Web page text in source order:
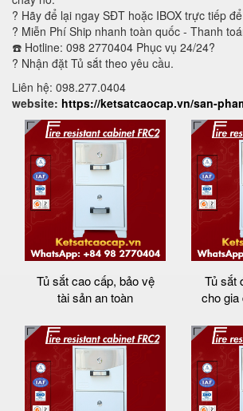
? Hãy để lại ngay SĐT hoặc IBOX trực tiếp
? Miễn Phí Ship nhanh toàn quốc - Thanh
☎️ Hotline: 098 2770404 Phục vụ 24/24?
? Nhận đặt Tủ sắt theo yêu cầu.
Liên hệ: 098.277.0404
website: https://ketsatcaocap.vn/san-
Tủ sắt cao cấp, bảo vệ
tài sản an toàn
Tủ sắt
cho gia